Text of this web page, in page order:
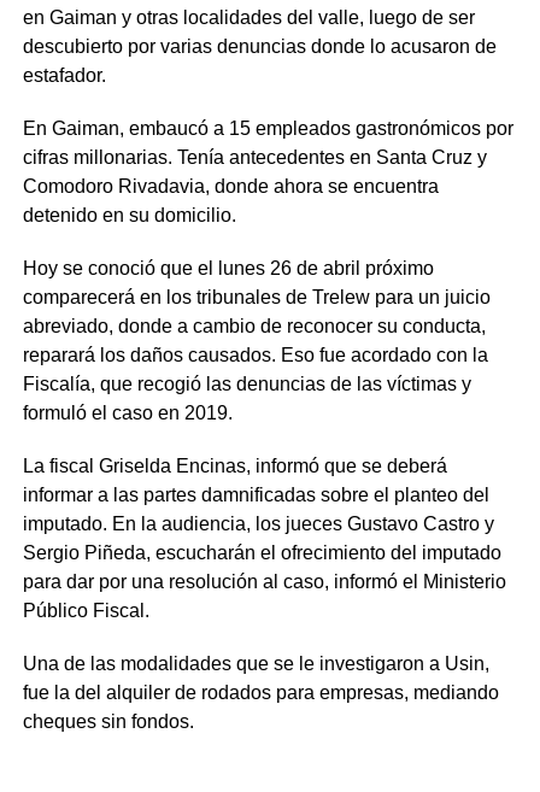
en Gaiman y otras localidades del valle, luego de ser
descubierto por varias denuncias donde lo acusaron de
estafador.
En Gaiman, embaucó a 15 empleados gastronómicos por
cifras millonarias. Tenía antecedentes en Santa Cruz y
Comodoro Rivadavia, donde ahora se encuentra
detenido en su domicilio.
Hoy se conoció que el lunes 26 de abril próximo
comparecerá en los tribunales de Trelew para un juicio
abreviado, donde a cambio de reconocer su conducta,
reparará los daños causados. Eso fue acordado con la
Fiscalía, que recogió las denuncias de las víctimas y
formuló el caso en 2019.
La fiscal Griselda Encinas, informó que se deberá
informar a las partes damnificadas sobre el planteo del
imputado. En la audiencia, los jueces Gustavo Castro y
Sergio Piñeda, escucharán el ofrecimiento del imputado
para dar por una resolución al caso, informó el Ministerio
Público Fiscal.
Una de las modalidades que se le investigaron a Usin,
fue la del alquiler de rodados para empresas, mediando
cheques sin fondos.